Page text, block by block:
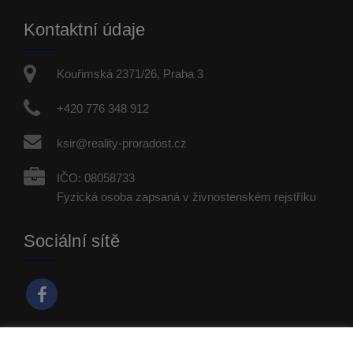
Kontaktní údaje
Kouřimská 2371/26, Praha 3
+420 776 348 912
ksir@reality-proradost.cz
IČO: 08058733
Fyzická osoba zapsaná v živnostenském rejstříku
Sociální sítě